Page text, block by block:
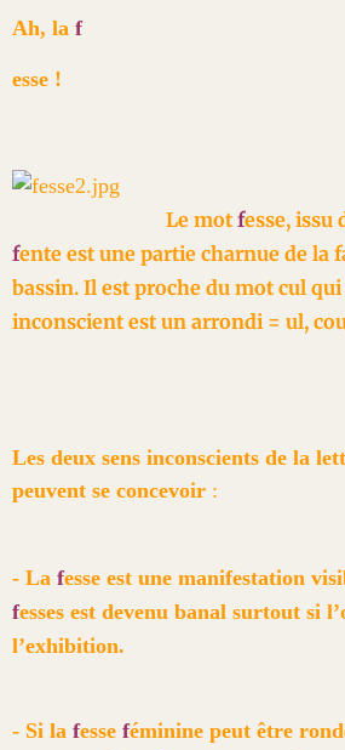
Ah, la f
esse !
Le mot fesse, issu
fente est une partie charnue de la
bassin. Il est proche du mot cul
inconscient est un arrondi = ul,
Les deux sens inconscients de la
peuvent se concevoir :
- La fesse est une manifestation
fesses est devenu banal surtout si
l’exhibition.
- Si la fesse féminine peut être